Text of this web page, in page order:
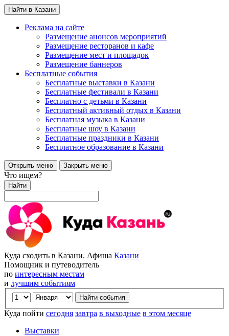
Найти в Казани
Реклама на сайте
Размещение анонсов мероприятий
Размещение ресторанов и кафе
Размещение мест и площадок
Размещение баннеров
Бесплатные события
Бесплатные выставки в Казани
Бесплатные фестивали в Казани
Бесплатно с детьми в Казани
Бесплатный активный отдых в Казани
Бесплатная музыка в Казани
Бесплатные шоу в Казани
Бесплатные праздники в Казани
Бесплатное образование в Казани
Открыть меню Закрыть меню
Что ищем?
Найти
Куда сходить в Казани. Афиша Казани
Помощник и путеводитель
по интересным местам
и лучшим событиям
Куда пойти сегодня завтра в выходные в этом месяце
Выставки